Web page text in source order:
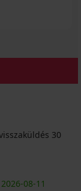
30
2026-08-11